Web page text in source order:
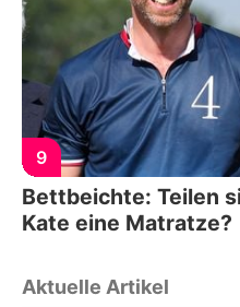
9
Bettbeichte: Teilen
Kate eine Matratze?
Aktuelle Artikel